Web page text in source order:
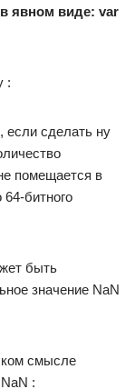
явном виде: var
:
если сделать ну
помещается в
битного
быть
значение NaN
смысле
: